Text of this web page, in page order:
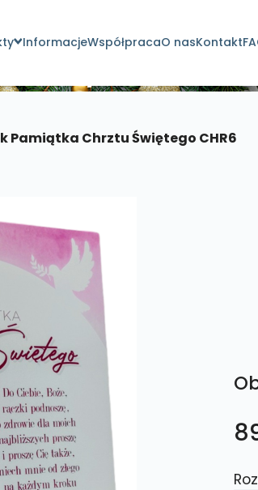
InformacjeWspółpracaO nasKontakt
Pamiątka Chrztu Świętego CHR6